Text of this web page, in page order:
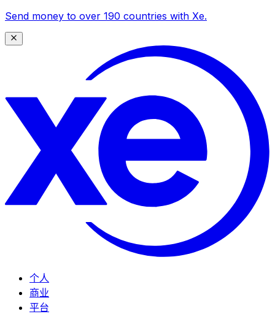
Send money to over 190 countries with Xe.
个人
商业
平台